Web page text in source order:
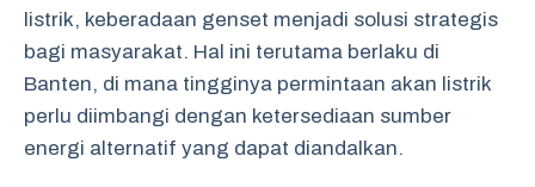
listrik, keberadaan genset menjadi solusi strategis
bagi masyarakat. Hal ini terutama berlaku di
Banten, di mana tingginya permintaan akan listrik
perlu diimbangi dengan ketersediaan sumber
energi alternatif yang dapat diandalkan.